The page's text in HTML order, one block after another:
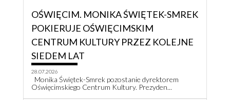
OŚWIĘCIM. MONIKA ŚWIĘTEK-SMREK
POKIERUJE OŚWIĘCIMSKIM
CENTRUM KULTURY PRZEZ KOLEJNE
SIEDEM LAT
28.07.2026
Monika Świętek-Smrek pozostanie dyrektorem
Oświęcimskiego Centrum Kultury. Prezyden...